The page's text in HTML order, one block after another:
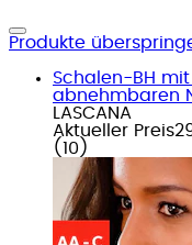
Produkte
Schalen-BH
abnehmbaren
LASCANA
Aktueller Preis
( 10 )